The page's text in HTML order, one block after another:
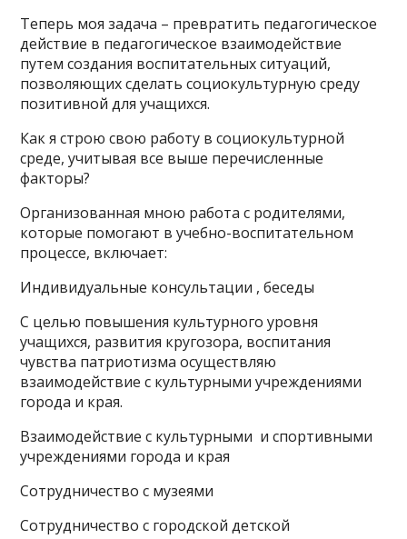
Теперь моя задача – превратить педагогическое
действие в педагогическое взаимодействие
путем создания воспитательных ситуаций,
позволяющих сделать социокультурную среду
позитивной для учащихся.
Как я строю свою работу в социокультурной
среде, учитывая все выше перечисленные
факторы?
Организованная мною работа с родителями,
которые помогают в учебно-воспитательном
процессе, включает:
Индивидуальные консультации , беседы
С целью повышения культурного уровня
учащихся, развития кругозора, воспитания
чувства патриотизма осуществляю
взаимодействие с культурными учреждениями
города и края.
Взаимодействие с культурными и спортивными
учреждениями города и края
Сотрудничество с музеями
Сотрудничество с городской детской